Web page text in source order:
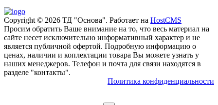
Copyright © 2026 ТД "Основа". Работает на HostCMS
Просим обратить Ваше внимание на то, что весь материал на
сайте несет исключительно информативный характер и не
является публичной офертой. Подробную информацию о
ценах, наличии и коплектации товара Вы можете узнать у
наших менеджеров. Телефон и почта для связи находятся в
разделе "контакты".
Политика конфиденциальности